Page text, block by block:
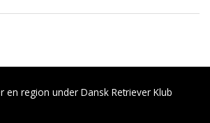
en region under Dansk Retriever Klub